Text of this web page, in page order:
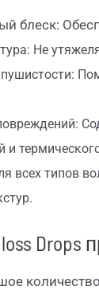
блеск:
Не
пушистости:
и
всех типов